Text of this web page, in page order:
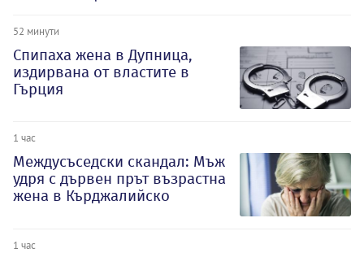
52 минути
Спипаха жена в Дупница,
издирвана от властите в
Гърция
1 час
Междусъседски скандал: Мъж
удря с дървен прът възрастна
жена в Кърджалийско
1 час